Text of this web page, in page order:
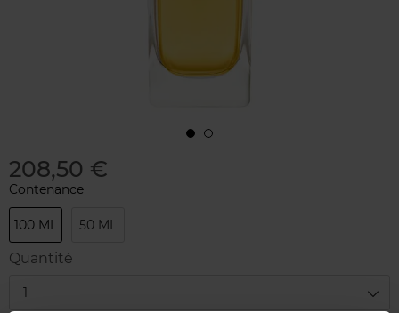
208,50 €
Contenance
100 ML 50 ML
Quantité
1